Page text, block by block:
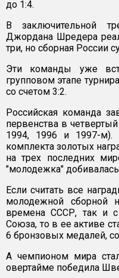
до 1:4.
В заключительной
Джордана Шредера
три, но сборная России
Эти команды уже
групповом этапе
со счетом 3:2.
Российская команда
первенства в
1994, 1996 и 1997-м).
комплекта золотых
на трех последних
"молодежка" добивалась
Если считать все
молодежной сборной
времена СССР, так и с
Союза, то в ее активе
6 бронзовых медалей,
А чемпионом мира
овертайме победила